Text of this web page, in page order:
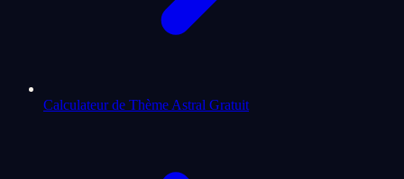
Calculateur de Thème Astral Gratuit